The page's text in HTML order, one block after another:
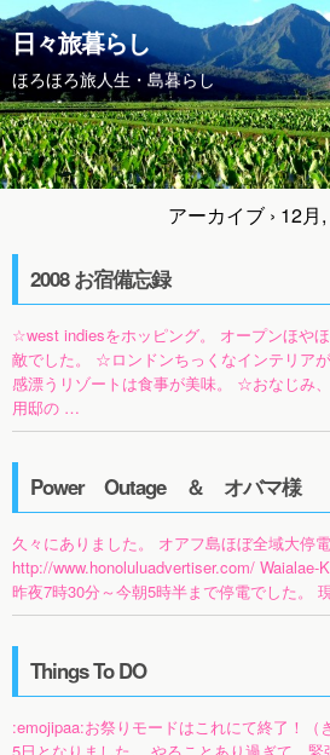
日々旅暮らし
ほろほろ旅人生・島暮らし
アーカイブ › 12月
2008 お宿備忘録
☆west indiesをホッピング。 オープンほや
敵でした。 ☆ロンドンちっくなインテリア
感漂うリゾートは食事が美味。 ☆おなじみ
用邸の …
Power Outage ＆ オバマ様
久々にありました。 オアフ島ほぼ全域大停電
http://www.honoluluadvertiser.com/ Waialae-
昨夜7時30分～今朝5時半まで停電でした。
Things To DO
:emojipaa:お祭りモードはこれにて終了！（